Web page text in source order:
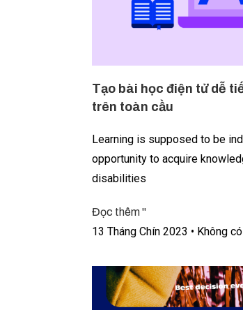
Tạo bài học điện tử dễ
trên toàn cầu
Learning is supposed to be
opportunity to acquire
disabilities
Đọc thêm "
13 Tháng Chín 2023 Không